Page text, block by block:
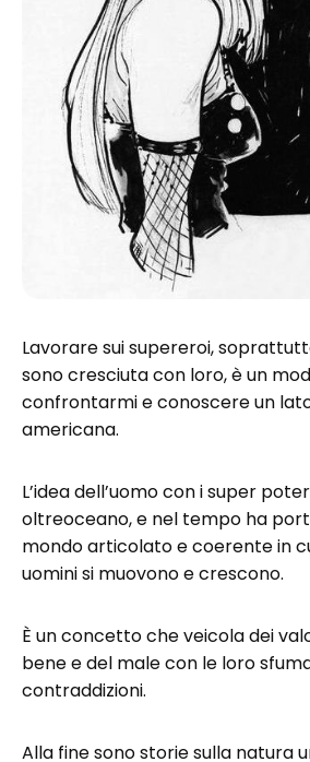
Lavorare sui supereroi,
sono cresciuta con loro, è un
confrontarmi e conoscere un
americana.
L’idea dell’uomo con i super
oltreoceano, e nel tempo ha
mondo articolato e coerente in
uomini si muovono e crescono.
È un concetto che veicola dei
bene e del male con le loro
contraddizioni.
Alla fine sono storie sulla natura